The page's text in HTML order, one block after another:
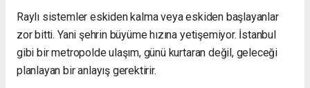
Raylı sistemler eskiden kalma veya eskiden başlayanlar
zor bitti. Yani şehrin büyüme hızına yetişemiyor. İstanbul
gibi bir metropolde ulaşım, günü kurtaran değil, geleceği
planlayan bir anlayış gerektirir.